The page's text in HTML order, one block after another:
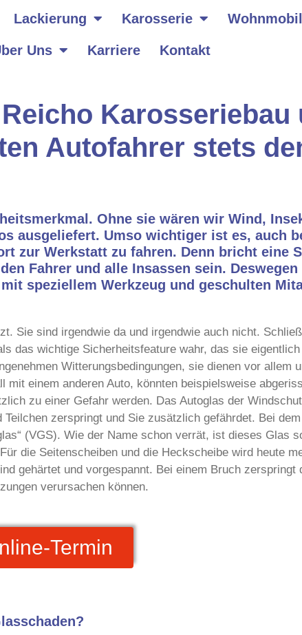
Lackierung Karosserie Wohnmobil
Uns Karriere Kontakt
Karosseriebau
Autofahrer stets
Ohne sie wären wir Wind,
ausgeliefert. Umso wichtiger ist es, auch
zur Werkstatt zu fahren. Denn bricht eine
Fahrer und alle Insassen sein.
speziellem Werkzeug und geschulten
Sie sind irgendwie da und irgendwie auch nicht.
das wichtige Sicherheitsfeature wahr, das sie
Witterungsbedingungen, sie dienen vor allem
einem anderen Auto, könnten beispielsweise
zu einer Gefahr werden. Das Autoglas der
zerspringt und Sie zusätzlich gefährdet. Bei
(VGS). Wie der Name schon verrät, ist dieses Glas
die Seitenscheiben und die Heckscheibe wird heute
gehärtet und vorgespannt. Bei einem Bruch
verursachen können.
Termin